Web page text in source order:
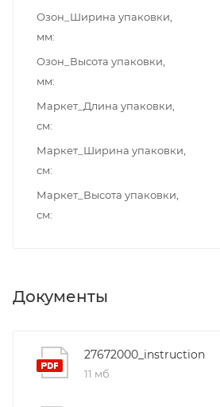
Озон_Ширина упаковки,
мм
Озон_Высота упаковки,
мм
Маркет_Длина упаковки,
см
Маркет_Ширина упаковки,
см
Маркет_Высота упаковки,
см
Документы
27672000_instruction
11 мб